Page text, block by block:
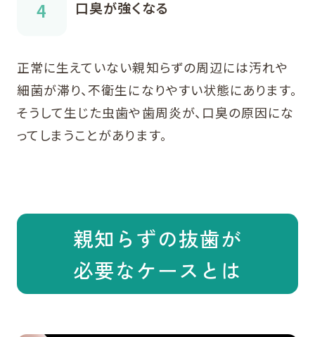
口臭が強くなる
正常に生えていない親知らずの周辺には汚れや
細菌が滞り、不衛生になりやすい状態にあります。
そうして生じた虫歯や歯周炎が、口臭の原因にな
ってしまうことがあります。
親知らずの抜歯が
必要なケースとは